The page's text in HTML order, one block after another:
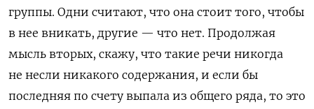
группы. Одни считают, что она стоит того, чтобы
в нее вникать, другие — что нет. Продолжая
мысль вторых, скажу, что такие речи никогда
не несли никакого содержания, и если бы
последняя по счету выпала из общего ряда, то это